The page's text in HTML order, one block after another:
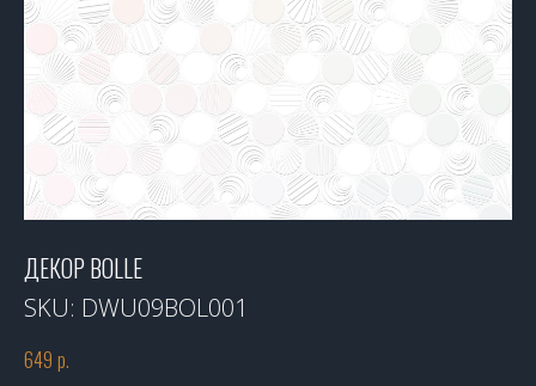
ДЕКОР BOLLE
SKU: DWU09BOL001
649 р.